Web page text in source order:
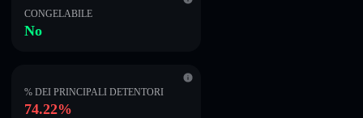
CONGELABILE
No
% DEI PRINCIPALI DETENTORI
74.22%